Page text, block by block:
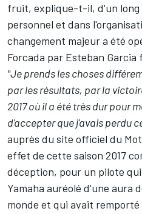
fruit, explique-t-il, d'un long
personnel et dans
changement majeur a été
Forcada par Esteban Garcia
"Je prends les choses
par les résultats, par la
2017 où il a été très dur pour
d'accepter que j'avais perdu
auprès du site officiel du
effet de cette saison 2017
déception, pour un pilote
Yamaha auréolé d'une aura
monde et qui avait